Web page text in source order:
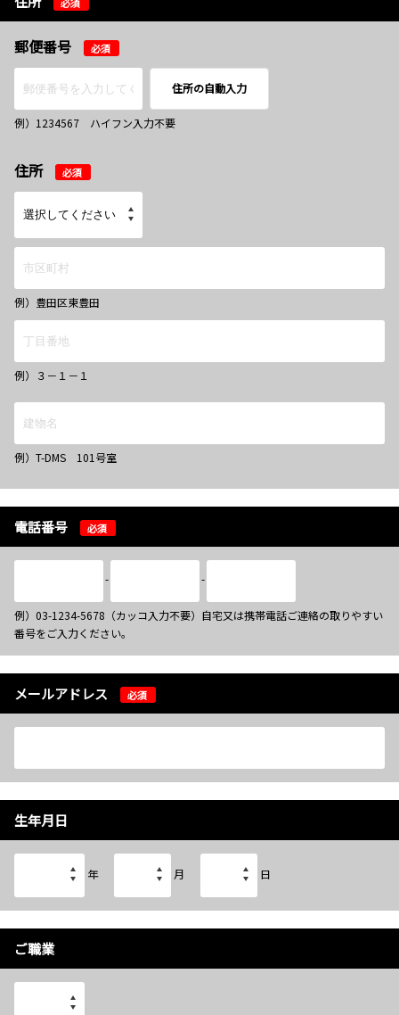
郵便番号 必須
住所の自動入力
例）1234567 ハイフン入力不要
住所 必須
例）豊田区東豊田
例）３－１－１
例）T-DMS 101号室
電話番号 必須
- -
例）03-1234-5678（カッコ入力不要）自宅又は携帯電話ご連絡の取りやすい
番号をご入力ください。
メールアドレス 必須
生年月日
年 月 日
ご職業